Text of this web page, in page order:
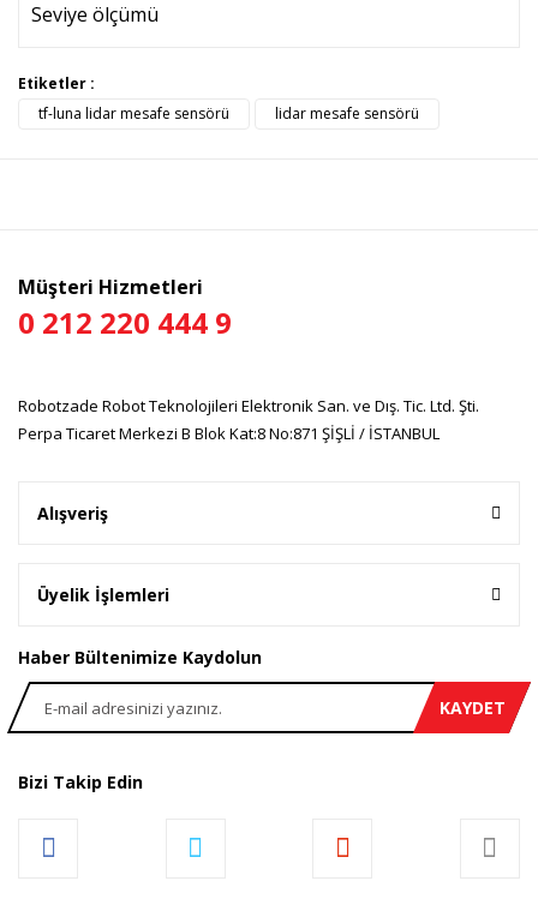
Seviye ölçümü
Bu ürüne ilk yorumu siz yapın!
Bu ürünün fiyat bilgisi, resim, ürün açıklamalarında ve diğer
konularda yetersiz gördüğünüz noktaları öneri formunu
kullanarak tarafımıza iletebilirsiniz.
Ürün bilgilerinde hatalar bulunuyor.
Ürün fiyatı diğer sitelerden daha pahalı.
Etiketler :
tf-luna lidar mesafe sensörü
lidar mesafe sensörü
Müşteri Hizmetleri
0 212 220 444 9
Robotzade Robot Teknolojileri Elektronik San. ve Dış. Tic. Ltd. Şti.
Perpa Ticaret Merkezi B Blok Kat:8 No:871 ŞİŞLİ / İSTANBUL
Alışveriş
Üyelik İşlemleri
Haber Bültenimize Kaydolun
KAYDET
Bizi Takip Edin